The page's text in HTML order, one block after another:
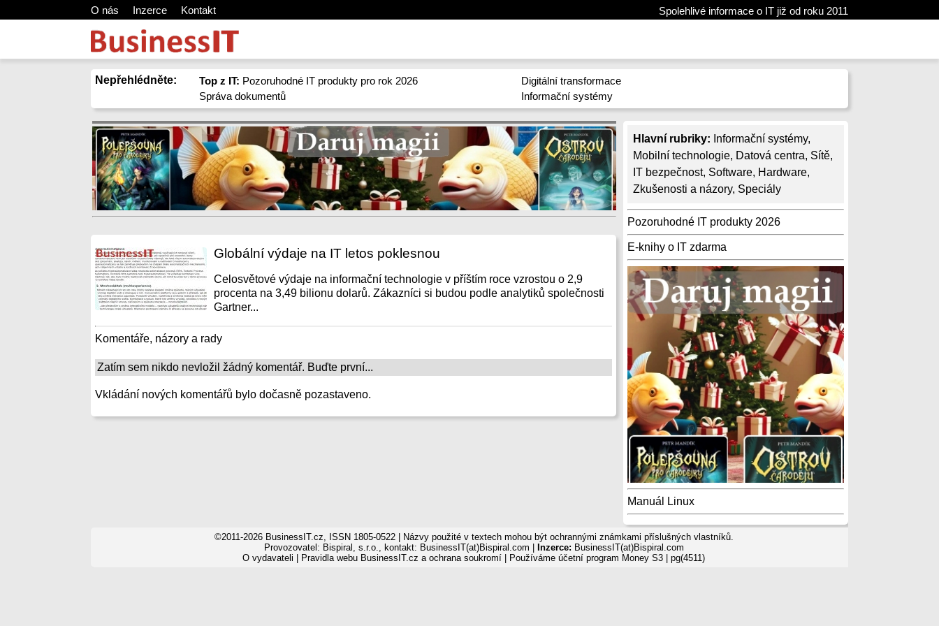
O nás Inzerce Kontakt Spolehlivé informace o IT již od roku 2011
Nepřehlédněte: Top z IT: Pozoruhodné IT produkty pro rok 2026
Správa dokumentů
Digitální transformace
Informační systémy
Hlavní rubriky: Informační systémy,
Mobilní technologie, Datová centra, Sítě,
IT bezpečnost, Software, Hardware,
Zkušenosti a názory, Speciály
Pozoruhodné IT produkty 2026
E-knihy o IT zdarma
Manuál Linux
Globální výdaje na IT letos poklesnou
Celosvětové výdaje na informační technologie v příštím roce vzrostou o 2,9
procenta na 3,49 bilionu dolarů. Zákazníci si budou podle analytiků společnosti
Gartner...
Komentáře, názory a rady
Zatím sem nikdo nevložil žádný komentář. Buďte první...
Vkládání nových komentářů bylo dočasně pozastaveno.
©2011-2026 BusinessIT.cz, ISSN 1805-0522 | Názvy použité v textech mohou být ochrannými známkami příslušných vlastníků.
Provozovatel: Bispiral, s.r.o., kontakt: BusinessIT(at)Bispiral.com |
Inzerce: BusinessIT(at)Bispiral.com
O vydavateli
Pravidla webu BusinessIT.cz a ochrana soukromí | Používáme účetní program Money S3 | pg(4511)